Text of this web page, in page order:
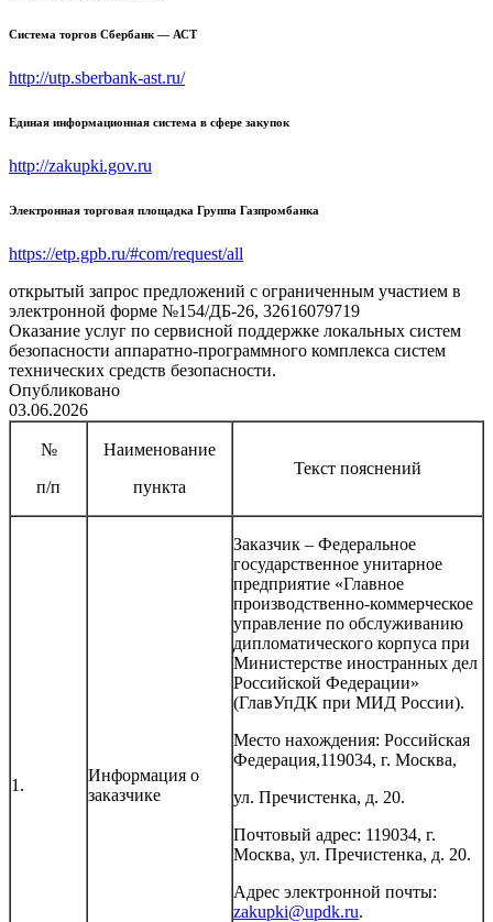
Система торгов Сбербанк — АСТ
http://utp.sberbank-ast.ru/
Единая информационная система в сфере закупок
http://zakupki.gov.ru
Электронная торговая площадка Группа Газпромбанка
https://etp.gpb.ru/#com/request/all
открытый запрос предложений с ограниченным участием в
электронной форме №154/ДБ-26, 32616079719
Оказание услуг по сервисной поддержке локальных систем
безопасности аппаратно-программного комплекса систем
технических средств безопасности.
Опубликовано
03.06.2026
№
п/п
Наименование
пункта
Текст пояснений
1.
Информация о
заказчике
Заказчик – Федеральное
государственное унитарное
предприятие «Главное
производственно-коммерческое
управление по обслуживанию
дипломатического корпуса при
Министерстве иностранных дел
Российской Федерации»
(ГлавУпДК при МИД России).
Место нахождения: Российская
Федерация,119034, г. Москва,
ул. Пречистенка, д. 20.
Почтовый адрес: 119034, г.
Москва, ул. Пречистенка, д. 20.
Адрес электронной почты:
zakupki@updk.ru.